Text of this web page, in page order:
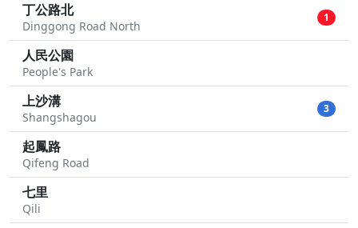
丁公路北
Dinggong Road North
1
人民公園
People's Park
上沙溝
Shangshagou
3
起鳳路
Qifeng Road
七里
Qili